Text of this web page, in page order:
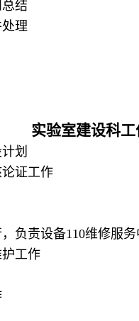
结
理
实验室建设科
划
证工作
负责设备110维修服
工作